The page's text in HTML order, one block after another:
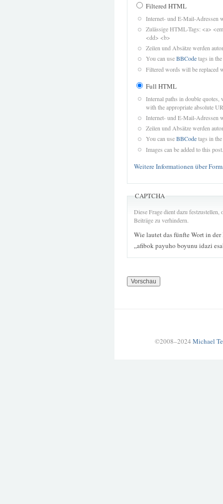
Filtered HTML
Internet- und E-Mail-Adressen
Zulässige HTML-Tags: <a>
<dd> <b>
Zeilen und Absätze werden
You can useBBCodetags in
Filtered words will be replaced
Full HTML
Internal paths in double quotes,
with the appropriate absolute
Internet- und E-Mail-Adressen
Zeilen und Absätze werden
You can useBBCodetags in
Images can be added to this post.
Weitere Informationen über
CAPTCHA
Diese Frage dient dazu
Beiträge zu verhindern.
Wie lautet das fünfte Wort in der
„afibok payuho boyunu idazi
©2008–2024 Michael